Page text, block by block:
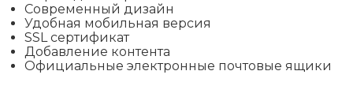
Современный дизайн
Удобная мобильная версия
SSL сертификат
Добавление контента
Официальные электронные почтовые ящики